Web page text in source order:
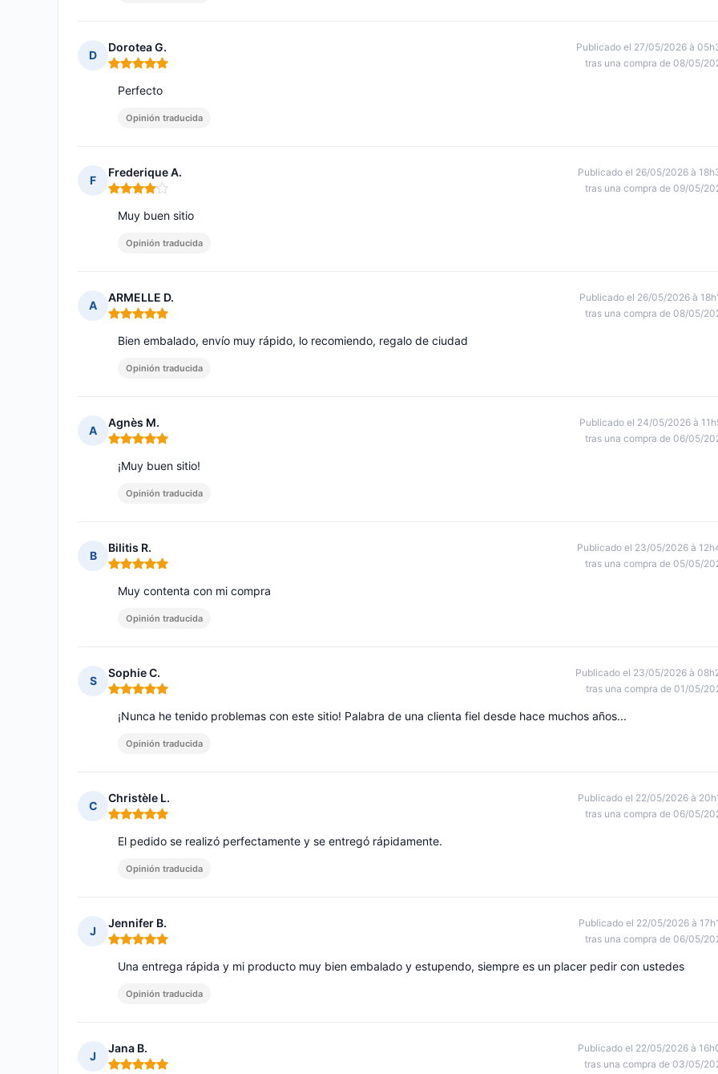
D
Dorotea G.
Nota: 5 de 5
Publicado el 27/05/2026 à
tras una compra de 08/05/
Perfecto
Opinión traducida
F
Frederique A.
Nota: 4 de 5
Publicado el 26/05/2026 à
tras una compra de 09/05/
Muy buen sitio
Opinión traducida
A
ARMELLE D.
Nota: 5 de 5
Publicado el 26/05/2026 à
tras una compra de 08/05/
Bien embalado, envío muy rápido, lo recomiendo, regalo de ciudad
Opinión traducida
A
Agnès M.
Nota: 5 de 5
Publicado el 24/05/2026 à
tras una compra de 06/05/
¡Muy buen sitio!
Opinión traducida
B
Bilitis R.
Nota: 5 de 5
Publicado el 23/05/2026 à
tras una compra de 05/05/
Muy contenta con mi compra
Opinión traducida
S
Sophie C.
Nota: 5 de 5
Publicado el 23/05/2026 à
tras una compra de 01/05/
¡Nunca he tenido problemas con este sitio! Palabra de una clienta fiel desde hace muchos años...
Opinión traducida
C
Christèle L.
Nota: 5 de 5
Publicado el 22/05/2026 à
tras una compra de 06/05/
El pedido se realizó perfectamente y se entregó rápidamente.
Opinión traducida
J
Jennifer B.
Nota: 5 de 5
Publicado el 22/05/2026 à
tras una compra de 06/05/
Una entrega rápida y mi producto muy bien embalado y estupendo, siempre es un placer pedir con ustedes
Opinión traducida
J
Jana B.
Nota: 5 de 5
Publicado el 22/05/2026 à
tras una compra de 03/05/